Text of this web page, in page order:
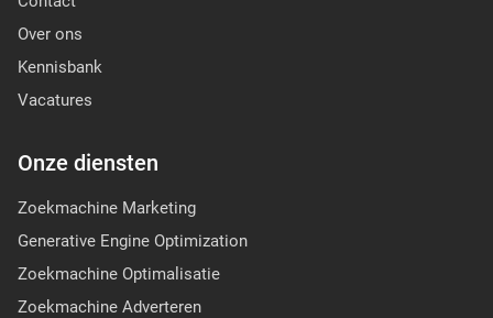
Over ons
Kennisbank
Vacatures
Onze diensten
Zoekmachine Marketing
Generative Engine Optimization
Zoekmachine Optimalisatie
Zoekmachine Adverteren